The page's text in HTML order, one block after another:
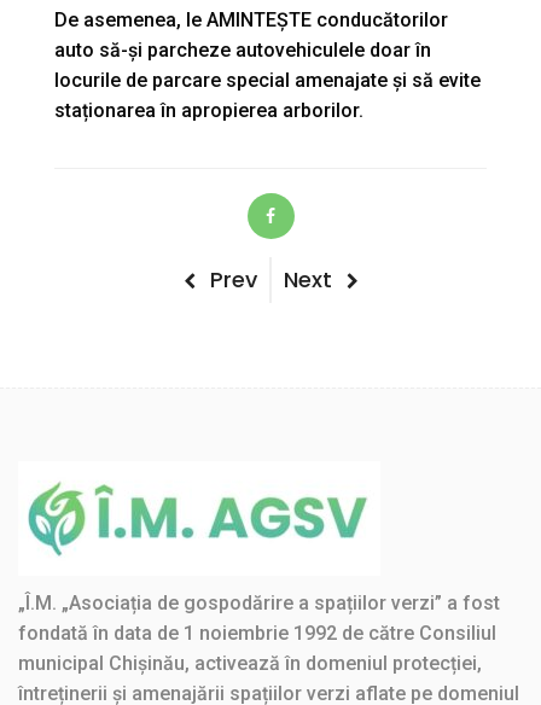
De asemenea, le AMINTEȘTE conducătorilor
auto să-și parcheze autovehiculele doar în
locurile de parcare special amenajate și să evite
staționarea în apropierea arborilor.
Previous
Prev
Next
Next
„Î.M. „Asociația de gospodărire a spațiilor verzi” a fost
fondată în data de 1 noiembrie 1992 de către Consiliul
municipal Chișinău, activează în domeniul protecției,
întreținerii și amenajării spațiilor verzi aflate pe domeniul